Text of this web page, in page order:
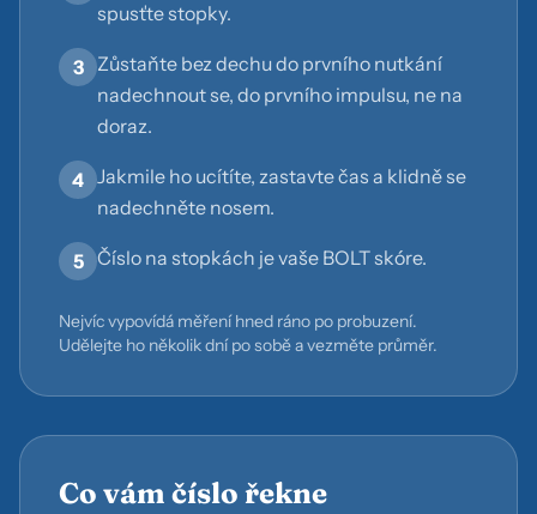
spusťte stopky.
3
Zůstaňte bez dechu do prvního nutkání
nadechnout se, do prvního impulsu, ne na
doraz.
4 Jakmile ho ucítíte, zastavte čas a klidně se
nadechněte nosem.
5 Číslo na stopkách je vaše BOLT skóre.
Nejvíc vypovídá měření hned ráno po probuzení.
Udělejte ho několik dní po sobě a vezměte průměr.
Co vám číslo řekne